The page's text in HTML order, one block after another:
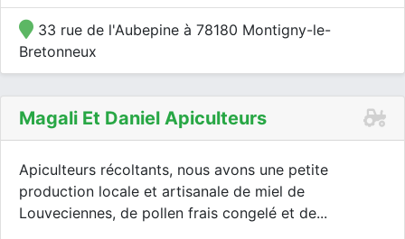
33 rue de l'Aubepine à 78180 Montigny-le-
Bretonneux
Magali Et Daniel Apiculteurs
Apiculteurs récoltants, nous avons une petite
production locale et artisanale de miel de
Louveciennes, de pollen frais congelé et de...